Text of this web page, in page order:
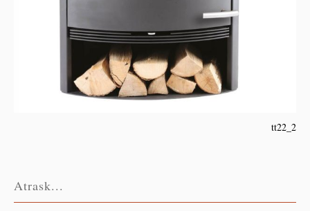
tt22_2
Atrask...